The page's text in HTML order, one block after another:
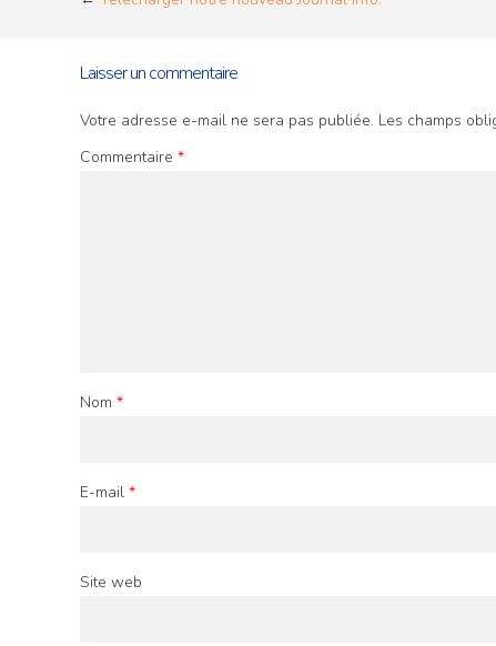
Laisser un commentaire
Votre adresse e-mail ne sera pas publiée. Les champs
Commentaire *
Nom *
E-mail *
Site web